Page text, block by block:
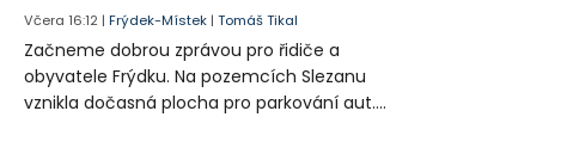
Včera 16:12 |Frýdek-Místek |Tomáš Tikal
Začneme dobrou zprávou pro řidiče a
obyvatele Frýdku. Na pozemcích Slezanu
vznikla dočasná plocha pro parkování aut.